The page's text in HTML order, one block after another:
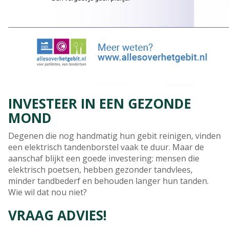
INVESTEER IN EEN GEZONDE
MOND
Degenen die nog handmatig hun gebit reinigen, vinden
een elektrisch tandenborstel vaak te duur. Maar de
aanschaf blijkt een goede investering: mensen die
elektrisch poetsen, hebben gezonder tandvlees,
minder tandbederf en behouden langer hun tanden.
Wie wil dat nou niet?
VRAAG ADVIES!